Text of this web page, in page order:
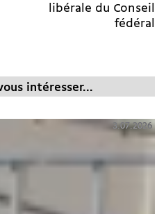
libérale du Conseil
fédéral
intéresser...
3.07.2026